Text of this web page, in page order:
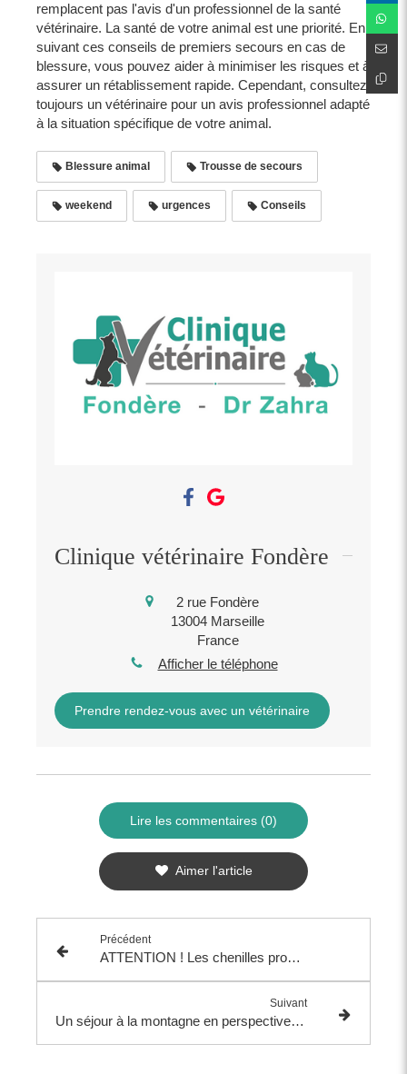
remplacent pas l'avis d'un professionnel de la santé
vétérinaire. La santé de votre animal est une priorité. En
suivant ces conseils de premiers secours en cas de
blessure, vous pouvez aider à minimiser les risques et à
assurer un rétablissement rapide. Cependant, consultez
toujours un vétérinaire pour un avis professionnel adapté
à la situation spécifique de votre animal.
Blessure animal Trousse de secours
weekend urgences Conseils
Clinique vétérinaire Fondère
2 rue Fondère
13004 Marseille
France
Afficher le téléphone
Prendre rendez-vous avec un vétérinaire
Lire les commentaires (0)
Aimer l'article
Précédent
ATTENTION ! Les chenilles processionnaires sont déjà là !!!
Suivant
Un séjour à la montagne en perspective ? Comment protéger vos animaux du froid et de la neige ?